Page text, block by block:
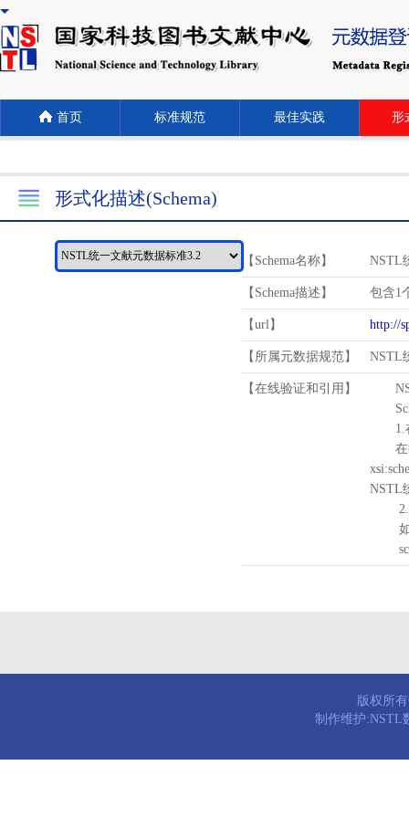
首页 标准规范 最佳实践 形
形式化描述(Schema)
【Schema名称】 NSTL
【Schema描述】 包含1
【url】 http://
【所属元数据规范】 NSTL
【在线验证和引用】
1.
在待
NSTL
2.
如需
版权所
制作维护:NSTL